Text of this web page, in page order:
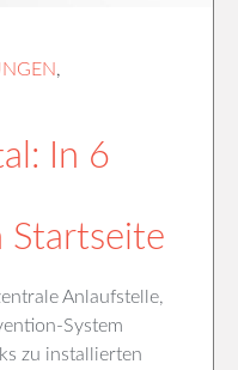
,
In 6
Startseite
Anlaufstelle,
System
zu installierten